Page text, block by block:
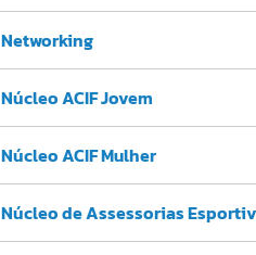
Networking
Núcleo ACIF Jovem
Núcleo ACIF Mulher
Núcleo de Assessorias